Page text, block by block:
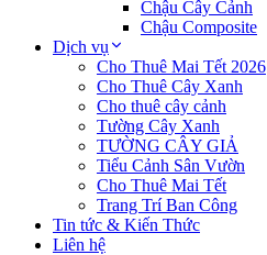
Chậu Cây Cảnh
Chậu Composite
Dịch vụ
Cho Thuê Mai Tết 2026
Cho Thuê Cây Xanh
Cho thuê cây cảnh
Tường Cây Xanh
TƯỜNG CÂY GIẢ
Tiểu Cảnh Sân Vườn
Cho Thuê Mai Tết
Trang Trí Ban Công
Tin tức & Kiến Thức
Liên hệ